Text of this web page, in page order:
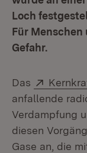
Loch
Für
Gefahr.
Das Extern:
anfallende
Verdampfung
diesen
Gase an, die